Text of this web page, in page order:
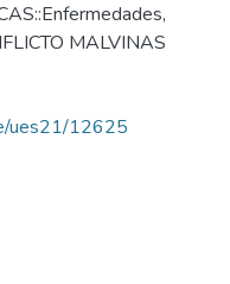
,
MALVINAS
ues21/12625